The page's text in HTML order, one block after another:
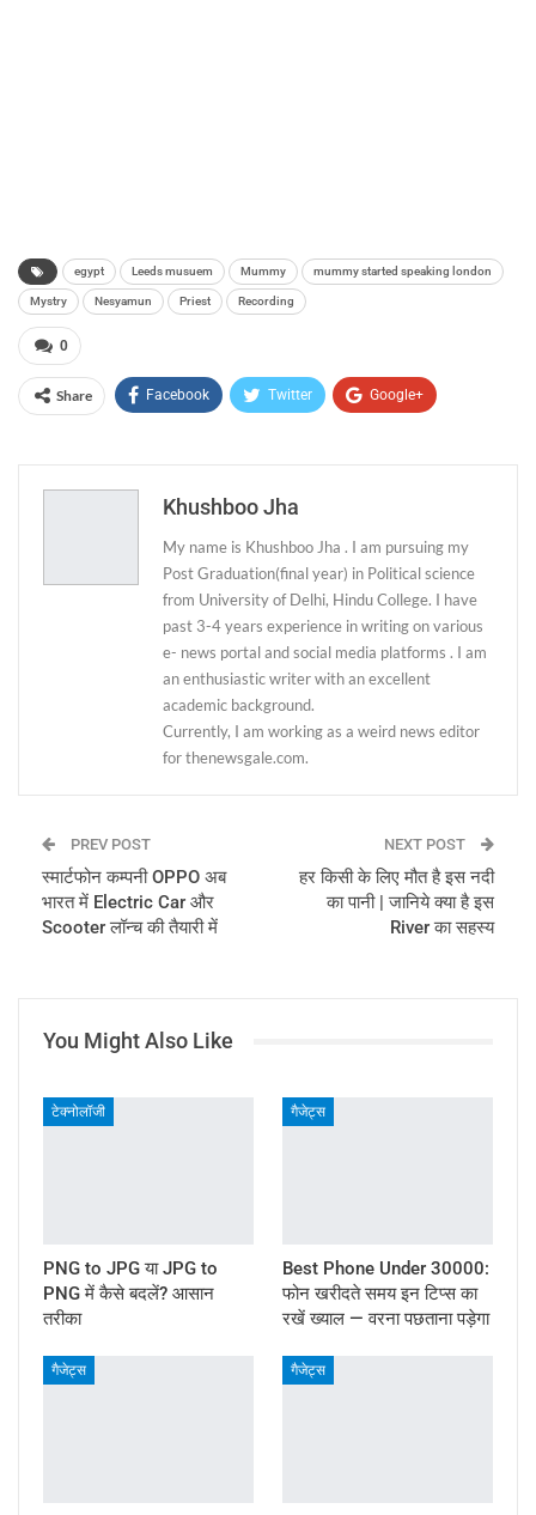
egypt Leeds musuem Mummy mummy started speaking london
Mystry Nesyamun Priest Recording
0
Share Facebook Twitter Google+
Email
Khushboo Jha
My name is Khushboo Jha . I am pursuing my
Post Graduation(final year) in Political science
from University of Delhi, Hindu College. I have
past 3-4 years experience in writing on various
e- news portal and social media platforms . I am
an enthusiastic writer with an excellent
academic background.
Currently, I am working as a weird news editor
for thenewsgale.com.
PREV POST
स्मार्टफोन कम्पनी OPPO अब
भारत में Electric Car और
Scooter लॉन्च की तैयारी में
NEXT POST
हर किसी के लिए मौत है इस नदी
का पानी | जानिये क्या है इस
River का सहस्य
You Might Also Like
टेक्नोलॉजी
PNG to JPG या JPG to
PNG में कैसे बदलें? आसान
तरीका
गैजेट्स
Best Phone Under 30000:
फोन खरीदते समय इन टिप्स का
रखें ख्याल — वरना पछताना पड़ेगा
गैजेट्स गैजेट्स